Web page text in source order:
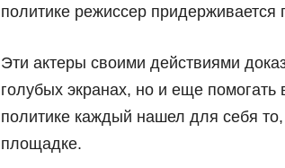
политике режиссер придерживается
Эти актеры своими действиями
голубых экранах, но и еще помогать
политике каждый нашел для себя
площадке.